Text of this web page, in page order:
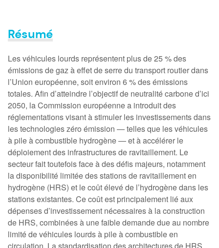
Résumé
Les véhicules lourds représentent plus de 25 % des
émissions de gaz à effet de serre du transport routier dans
l’Union européenne, soit environ 6 % des émissions
totales. Afin d’atteindre l’objectif de neutralité carbone d’ici
2050, la Commission européenne a introduit des
réglementations visant à stimuler les investissements dans
les technologies zéro émission — telles que les véhicules
à pile à combustible hydrogène — et à accélérer le
déploiement des infrastructures de ravitaillement. Le
secteur fait toutefois face à des défis majeurs, notamment
la disponibilité limitée des stations de ravitaillement en
hydrogène (HRS) et le coût élevé de l’hydrogène dans les
stations existantes. Ce coût est principalement lié aux
dépenses d’investissement nécessaires à la construction
de HRS, combinées à une faible demande due au nombre
limité de véhicules lourds à pile à combustible en
circulation. La standardisation des architectures de HRS